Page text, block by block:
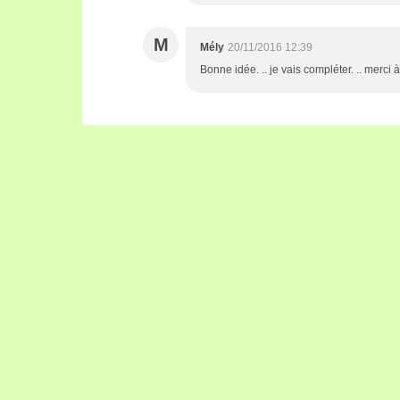
M Mély 20/11/2016 12:39
Bonne idée. .. je vais compléter. .. merci